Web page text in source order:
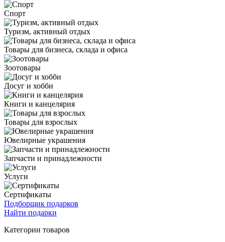
Спорт
Туризм, активный отдых
Товары для бизнеса, склада и офиса
Зоотовары
Досуг и хобби
Книги и канцелярия
Товары для взрослых
Ювелирные украшения
Запчасти и принадлежности
Услуги
Сертификаты
Подборщик подарков
Найти подарки
Категории товаров